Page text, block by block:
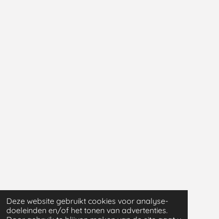
Deze website gebruikt cookies voor analyse-
doeleinden en/of het tonen van advertenties.